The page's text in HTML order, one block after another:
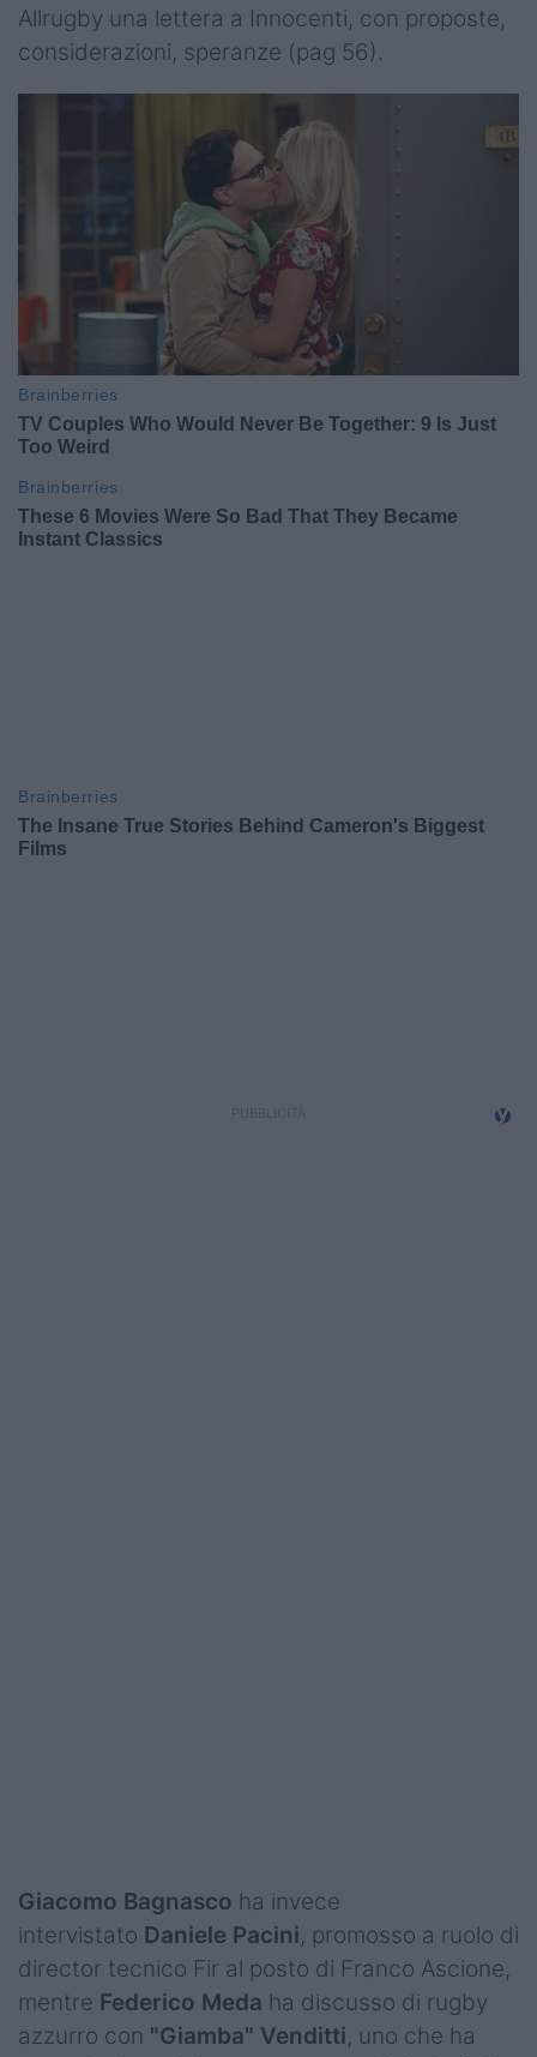
Allrugby una lettera a Innocenti, con proposte,
considerazioni, speranze (pag 56).
Giacomo Bagnasco ha invece
intervistato Daniele Pacini, promosso a ruolo di
director tecnico Fir al posto di Franco Ascione,
mentre Federico Meda ha discusso di rugby
azzurro con "Giamba" Venditti, uno che ha